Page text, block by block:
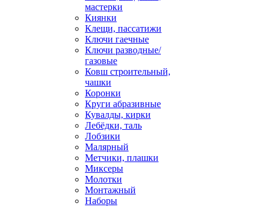
мастерки
Киянки
Клещи, пассатижи
Ключи гаечные
Ключи разводные/
газовые
Ковш строительный,
чашки
Коронки
Круги абразивные
Кувалды, кирки
Лебёдки, таль
Лобзики
Малярный
Метчики, плашки
Миксеры
Молотки
Монтажный
Наборы